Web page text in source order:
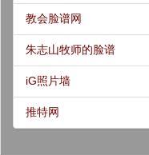
教会脸谱网
朱志山牧师的脸谱
iG照片墙
推特网